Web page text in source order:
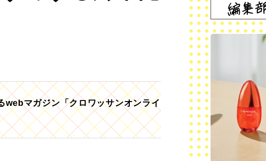
webマガジン「クロワッサンオンライ